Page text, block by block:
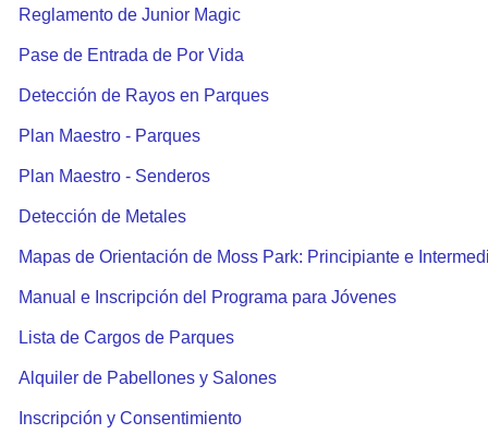
Reglamento de Junior Magic
Pase de Entrada de Por Vida
Detección de Rayos en Parques
Plan Maestro - Parques
Plan Maestro - Senderos
Detección de Metales
Mapas de Orientación de Moss Park: Principiante e
Manual e Inscripción del Programa para Jóvenes
Lista de Cargos de Parques
Alquiler de Pabellones y Salones
Inscripción y Consentimiento